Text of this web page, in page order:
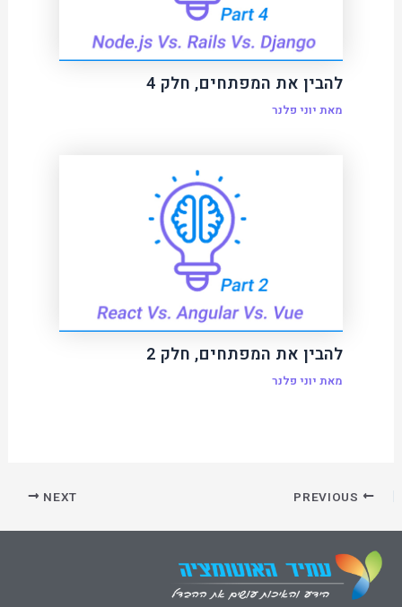
להבין את המפתחים, חלק 4
מאת יוני פלנר
להבין את המפתחים, חלק 2
מאת יוני פלנר
NEXT